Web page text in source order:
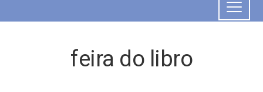
feira do libro